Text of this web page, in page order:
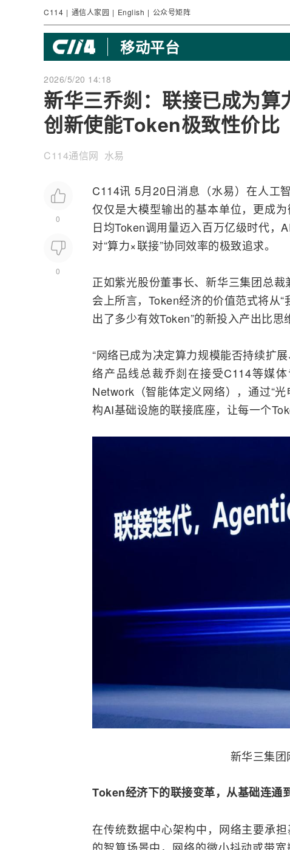
C114 | 通信人家园 | English | 公众号矩阵
移动平台
2026/5/20 14:18
新华三乔剡：联接已成为
创新使能Token极致性价比
C114通信网 水易
0
0
C114讯 5月20日消息（水易）在人工
仅仅是大模型输出的基本单位，更成
日均Token调用量迈入百万亿级时代，
对“算力×联接”协同效率的极致追求。
正如紫光股份董事长、新华三集团总裁
会上所言，Token经济的价值范式将从
出了多少有效Token”的新投入产出比思
“网络已成为决定算力规模能否持续扩
络产品线总裁乔剡在接受C114等媒
Network（智能体定义网络），通过“
构AI基础设施的联接底座，让每一个
新华三集
Token经济下的联接变革， 从基础连通
在传统数据中心架构中，网络主要承
的智算场景中，网络的微小抖动或带